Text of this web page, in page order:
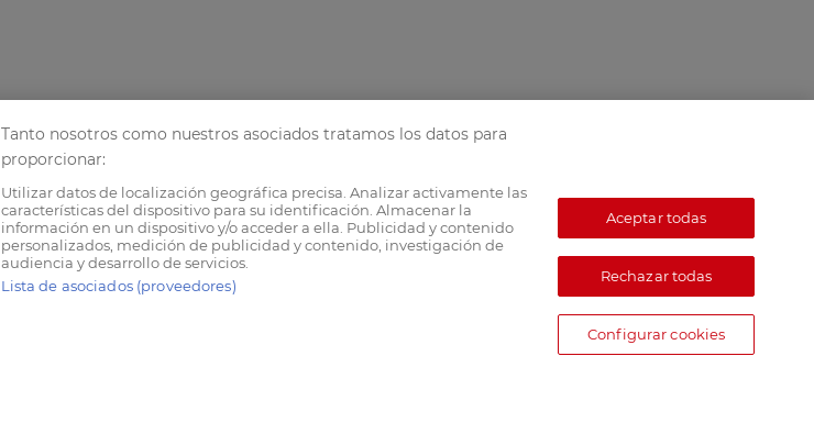
Tanto nosotros como nuestros asociados tratamos los datos para
proporcionar:
Utilizar datos de localización geográfica precisa. Analizar activamente las
características del dispositivo para su identificación. Almacenar la
información en un dispositivo y/o acceder a ella. Publicidad y contenido
personalizados, medición de publicidad y contenido, investigación de
audiencia y desarrollo de servicios.
Lista de asociados (proveedores)
Aceptar todas
Rechazar todas
Configurar cookies